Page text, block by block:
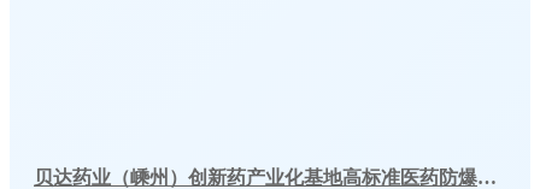
贝达药业（嵊州）创新药产业化基地高标准医药防爆冷库建造工程案例